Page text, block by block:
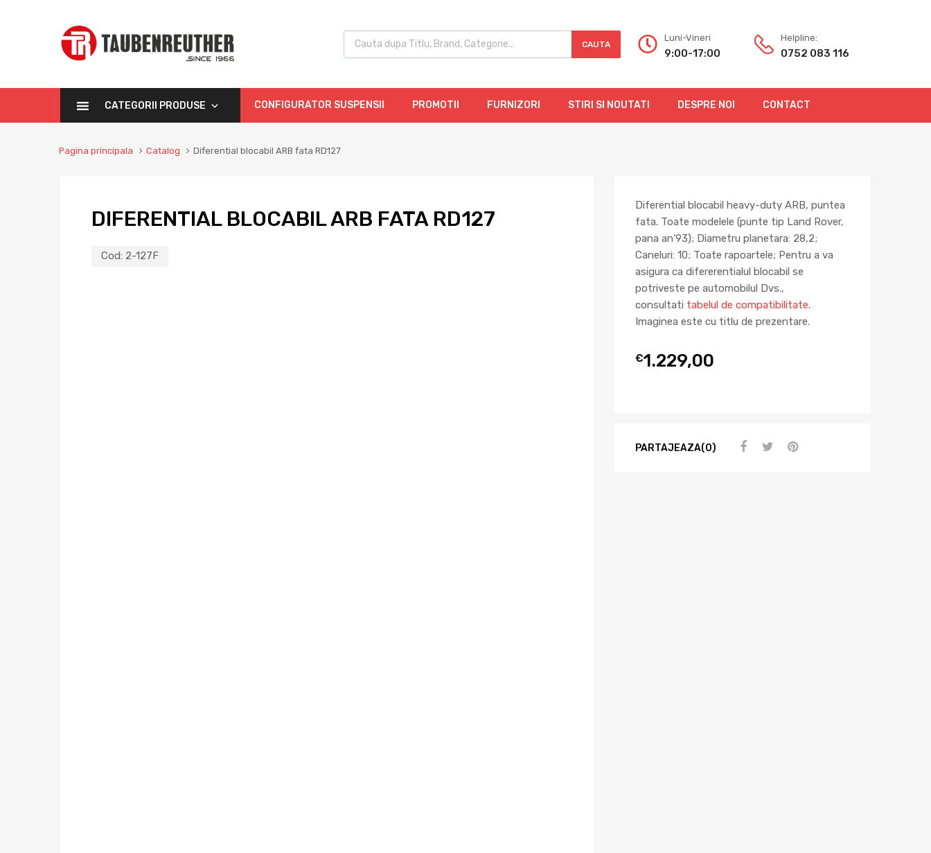
CAUTA
Luni-Vineri
9:00-17:00
Helpline:
0752 083 116
CATEGORII PRODUSE CONFIGURATOR SUSPENSII PROMOTII FURNIZORI STIRI SI NOUTATI DESPRE NOI CONTACT
Pagina principala Catalog Diferential blocabil ARB fata RD127
DIFERENTIAL BLOCABIL ARB FATA RD127
Cod: 2-127F
Diferential blocabil heavy-duty ARB, puntea
fata. Toate modelele (punte tip Land Rover,
pana an’93); Diametru planetara: 28,2;
Caneluri: 10; Toate rapoartele; Pentru a va
asigura ca difererentialul blocabil se
potriveste pe automobilul Dvs.,
consultati tabelul de compatibilitate.
Imaginea este cu titlu de prezentare.
€1.229,00
PARTAJEAZA(0)